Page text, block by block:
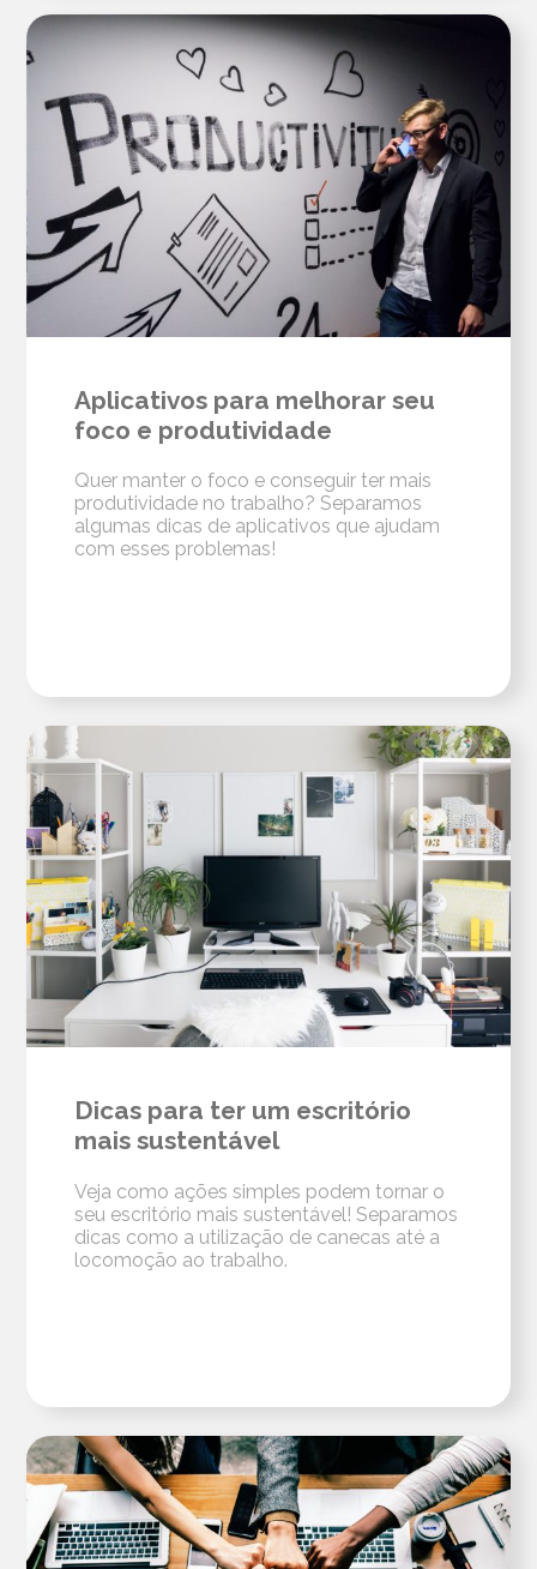
Aplicativos para melhorar seu
foco e produtividade
Quer manter o foco e conseguir ter mais
produtividade no trabalho? Separamos
algumas dicas de aplicativos que ajudam
com esses problemas!
Dicas para ter um escritório
mais sustentável
Veja como ações simples podem tornar o
seu escritório mais sustentável! Separamos
dicas como a utilização de canecas até a
locomoção ao trabalho.